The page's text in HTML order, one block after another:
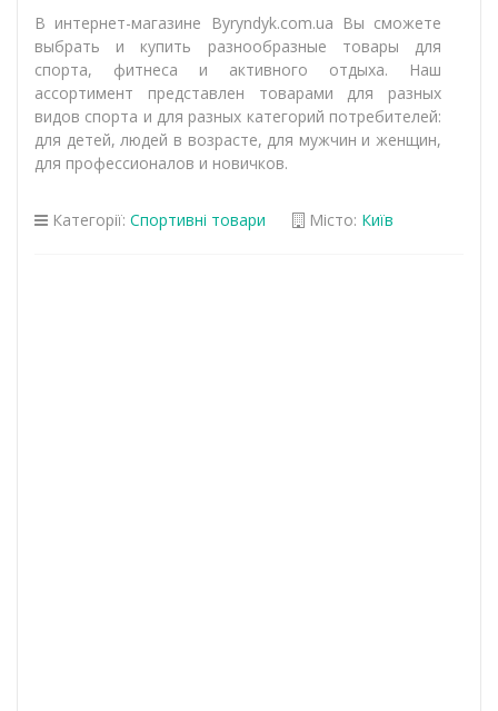
В интернет-магазине Byryndyk.com.ua Вы сможете
выбрать и купить разнообразные товары для
спорта, фитнеса и активного отдыха. Наш
ассортимент представлен товарами для разных
видов спорта и для разных категорий потребителей:
для детей, людей в возрасте, для мужчин и женщин,
для профессионалов и новичков.
Категорії: Спортивні товари Місто: Київ